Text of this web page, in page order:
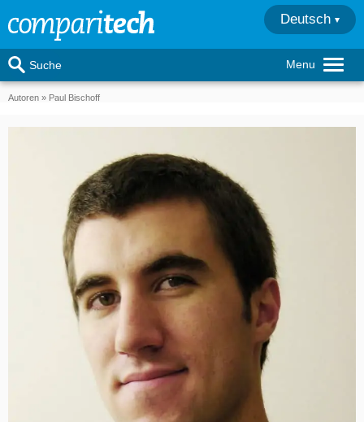
Menu
Suche
Deutsch
Autoren Paul Bischoff